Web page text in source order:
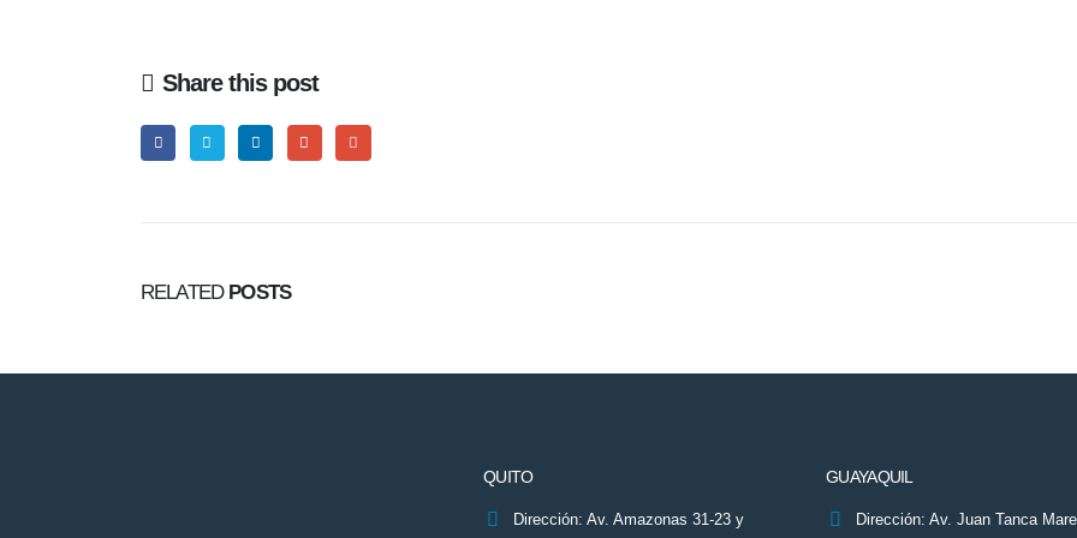
Share this post
RELATED POSTS
QUITO
Dirección: Av. Amazonas 31-23 y
GUAYAQUIL
Dirección: Av. Juan Tanca